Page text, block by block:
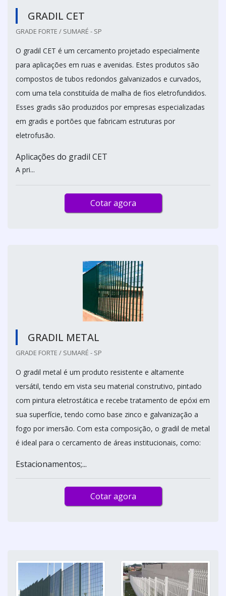
GRADIL CET
GRADE FORTE / SUMARÉ - SP
O gradil CET é um cercamento projetado especialmente
para aplicações em ruas e avenidas. Estes produtos são
compostos de tubos redondos galvanizados e curvados,
com uma tela constituída de malha de fios eletrofundidos.
Esses gradis são produzidos por empresas especializadas
em gradis e portões que fabricam estruturas por
eletrofusão.
Aplicações do gradil CET
A pri...
Cotar agora
GRADIL METAL
GRADE FORTE / SUMARÉ - SP
O gradil metal é um produto resistente e altamente
versátil, tendo em vista seu material construtivo, pintado
com pintura eletrostática e recebe tratamento de epóxi em
sua superfície, tendo como base zinco e galvanização a
fogo por imersão. Com esta composição, o gradil de metal
é ideal para o cercamento de áreas institucionais, como:
Estacionamentos;...
Cotar agora